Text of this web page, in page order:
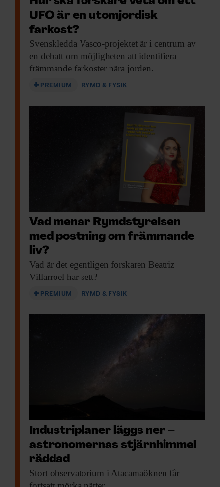
UFO är en utomjordisk
farkost?
Svenskledda Vasco-projektet är i centrum av
en debatt om möjligheten att identifiera
främmande farkoster nära jorden.
PREMIUM RYMD & FYSIK
Vad menar Rymdstyrelsen
med postning om främmande
liv?
Vad är det egentligen forskaren Beatriz
Villarroel har sett?
PREMIUM RYMD & FYSIK
Industriplaner läggs ner –
astronomernas stjärnhimmel
räddad
Stort observatorium i Atacamaöknen får